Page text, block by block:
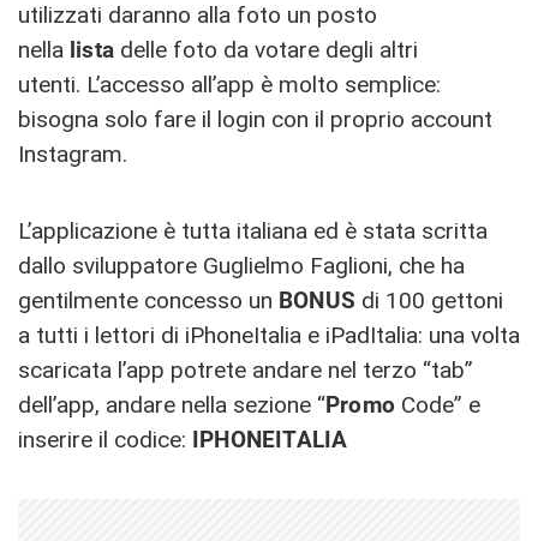
utilizzati daranno alla foto un posto
nella lista delle foto da votare degli altri
utenti. L’accesso all’app è molto semplice:
bisogna solo fare il login con il proprio account
Instagram.
L’applicazione è tutta italiana ed è stata scritta
dallo sviluppatore Guglielmo Faglioni, che ha
gentilmente concesso un BONUS di 100 gettoni
a tutti i lettori di iPhoneItalia e iPadItalia: una volta
scaricata l’app potrete andare nel terzo “tab”
dell’app, andare nella sezione “Promo Code” e
inserire il codice: IPHONEITALIA